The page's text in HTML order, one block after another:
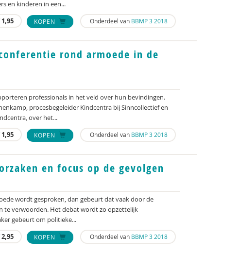
en kinderen in een...
1,95 KOPEN Onderdeel van BBMP 3 2018
rond armoede in de
professionals in het veld over hun bevindingen.
procesbegeleider Kindcentra bij Sinncollectief en
over het...
1,95 KOPEN Onderdeel van BBMP 3 2018
en focus op de gevolgen
wordt gesproken, dan gebeurt dat vaak door de
te verwoorden. Het debat wordt zo opzettelijk
gebeurt om politieke...
2,95 KOPEN Onderdeel van BBMP 3 2018